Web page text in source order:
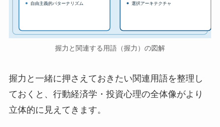
自由主義的パターナリズム
選択アーキテクチャ
握力と関連する用語（握力）の図解
握力と一緒に押さえておきたい関連用語を整理し
ておくと、行動経済学・投資心理の全体像がより
立体的に見えてきます。